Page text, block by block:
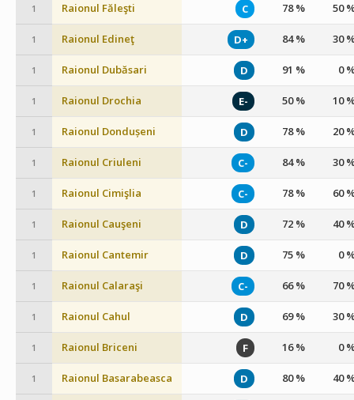
1 Raionul Făleşti C 78 % 50
1 Raionul Edineţ D+ 84 % 30
1 Raionul Dubăsari D 91 % 0
1 Raionul Drochia E- 50 % 10
1 Raionul Dondușeni D 78 % 20
1 Raionul Criuleni C- 84 % 30
1 Raionul Cimişlia C- 78 % 60
1 Raionul Cauşeni D 72 % 40
1 Raionul Cantemir D 75 % 0
1 Raionul Calaraşi C- 66 % 70
1 Raionul Cahul D 69 % 30
1 Raionul Briceni F 16 % 0
1 Raionul Basarabeasca D 80 % 40